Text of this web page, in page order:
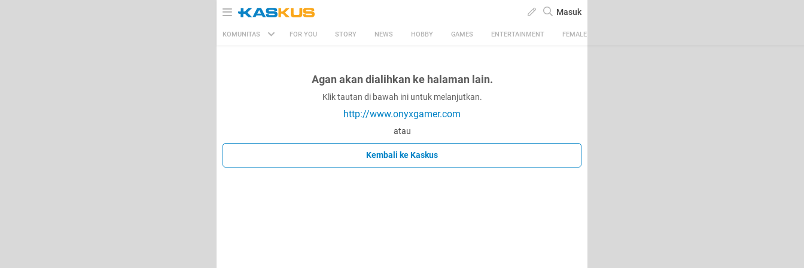
Masuk
KOMUNITAS FOR YOU STORY NEWS HOBBY GAMES ENTERTAINMENT FEMALE
Agan akan dialihkan ke halaman lain.
Klik tautan di bawah ini untuk melanjutkan.
http://www.onyxgamer.com
atau
Kembali ke Kaskus